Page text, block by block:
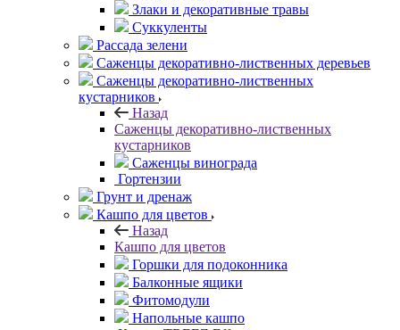
Злаки и декоративные травы
Суккуленты
Рассада зелени
Саженцы декоративно-лиственных деревьев
Саженцы декоративно-лиственных
кустарников
Назад
Саженцы декоративно-лиственных
кустарников
Саженцы винограда
Гортензии
Грунт и дренаж
Кашпо для цветов
Назад
Кашпо для цветов
Горшки для подоконника
Балконные ящики
Фитомодули
Напольные кашпо